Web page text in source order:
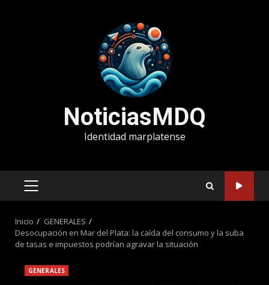
NoticiasMDQ
Identidad marplatense
MENÚ
Inicio
GENERALES
Desocupación en Mar del Plata: la caída del consumo y la suba
de tasas e impuestos podrían agravar la situación
GENERALES